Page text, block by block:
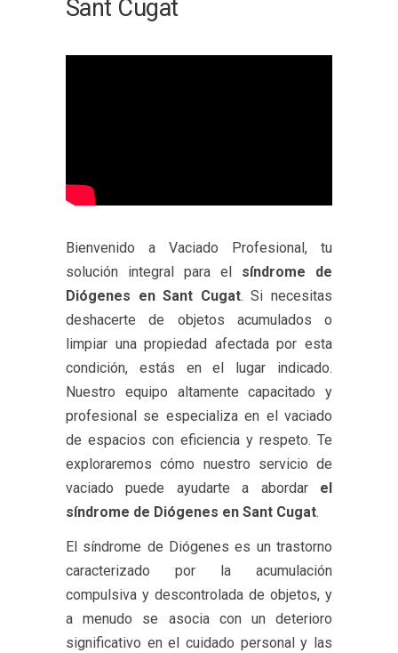
Sant Cugat
Bienvenido a Vaciado Profesional, tu
solución integral para el síndrome de
Diógenes en Sant Cugat. Si necesitas
deshacerte de objetos acumulados o
limpiar una propiedad afectada por esta
condición, estás en el lugar indicado.
Nuestro equipo altamente capacitado y
profesional se especializa en el vaciado
de espacios con eficiencia y respeto. Te
exploraremos cómo nuestro servicio de
vaciado puede ayudarte a abordar el
síndrome de Diógenes en Sant Cugat.
El síndrome de Diógenes es un trastorno
caracterizado por la acumulación
compulsiva y descontrolada de objetos, y
a menudo se asocia con un deterioro
significativo en el cuidado personal y las